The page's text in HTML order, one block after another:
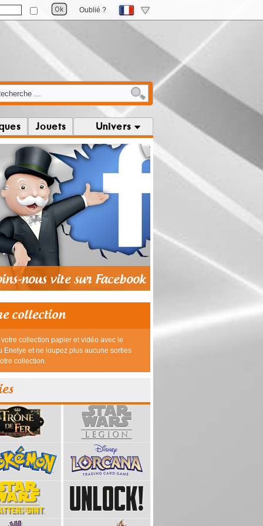
Oublié ?
Jouets Univers
39,95 € 23,95 €
collection
collection papier et vidéo avec le
Enelye et ne loupez plus aucune sorties
collection.